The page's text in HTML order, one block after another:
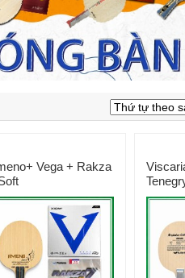
Vega + Rakza